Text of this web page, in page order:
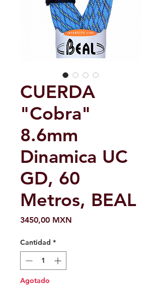
CUERDA
"Cobra"
8.6mm
Dinamica UC
GD, 60
Metros, BEAL
3450,00 MXN
Cantidad *
Agotado